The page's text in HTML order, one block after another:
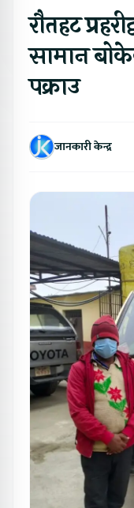
रौतहट
सामान
पक्राउ
जानकारी केन्द्र